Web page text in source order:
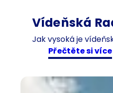
Vídeňská
Jak vysoká je
Přečtěte si více:
V